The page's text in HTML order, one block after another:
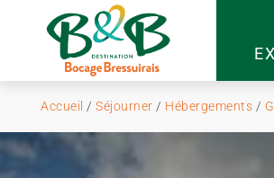
Accueil / Séjourner / Hébergements /